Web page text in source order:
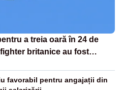
a treia oară în 24 de
britanice au fost
favorabil pentru angajații din